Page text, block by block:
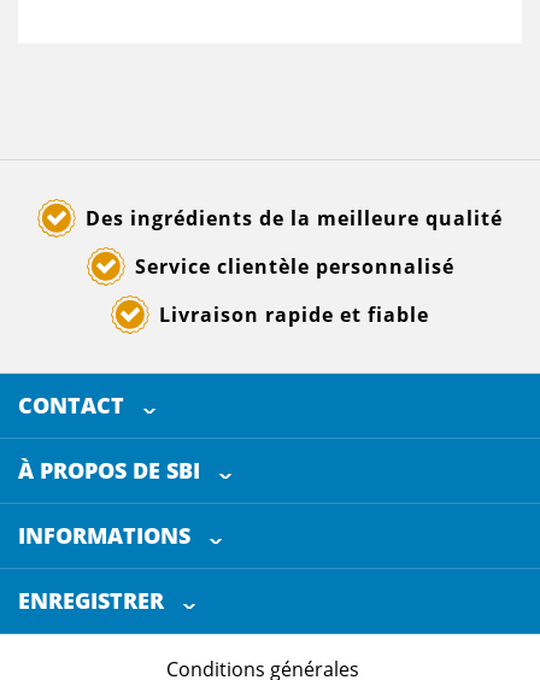
Des ingrédients de la meilleure qualité
Service clientèle personnalisé
Livraison rapide et fiable
CONTACT
SELECTED BREWING INGREDIENTS
Doornhoek 3880
5465 TBVeghel
Les Pays-Bas
info@sbi4beer.com
À PROPOS DE SBI
INFORMATIONS
Service clientèle
Certification
ENREGISTRER
Conditions générales